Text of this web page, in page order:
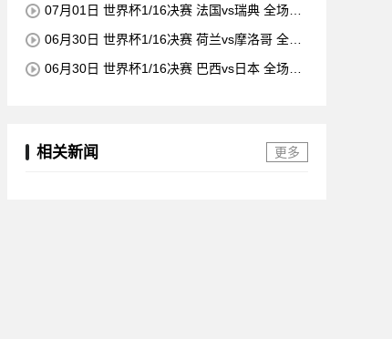
07月01日 世界杯1/16决赛 法国vs瑞典 全场录
06月30日 世界杯1/16决赛 荷兰vs摩洛哥 全场
06月30日 世界杯1/16决赛 巴西vs日本 全场录
相关新闻 更多